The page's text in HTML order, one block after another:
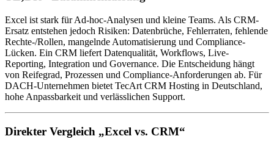
Excel ist stark für Ad-hoc-Analysen und kleine Teams. Als CRM-
Ersatz entstehen jedoch Risiken: Datenbrüche, Fehlerraten, fehlende
Rechte-/Rollen, mangelnde Automatisierung und Compliance-
Lücken. Ein CRM liefert Datenqualität, Workflows, Live-
Reporting, Integration und Governance. Die Entscheidung hängt
von Reifegrad, Prozessen und Compliance-Anforderungen ab. Für
DACH-Unternehmen bietet TecArt CRM Hosting in Deutschland,
hohe Anpassbarkeit und verlässlichen Support.
Direkter Vergleich „Excel vs. CRM“